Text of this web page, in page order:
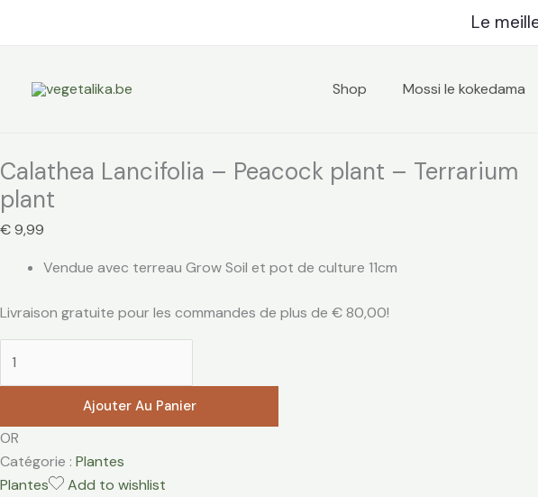
Le
Shop Mossi le kokedama
Calathea Lancifolia – Peacock plant – Terrarium
plant
€9,99
Vendue avec terreau Grow Soil et pot de culture 11cm
Livraison gratuite pour les commandes de plus de €80,00!
Lancifolia
-
Terrarium
plant
Ajouter Au Panier
OR
Catégorie : Plantes
Plantes
Add to wishlist